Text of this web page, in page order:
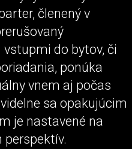
členený v
do bytov, či
ponúka
vnem aj počas
sa opakujúcim
je nastavené na